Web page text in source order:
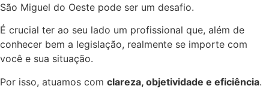
São Miguel do Oeste pode ser um desafio.
É crucial ter ao seu lado um profissional que, além de
conhecer bem a legislação, realmente se importe com
você e sua situação.
Por isso, atuamos com clareza, objetividade e eficiência.